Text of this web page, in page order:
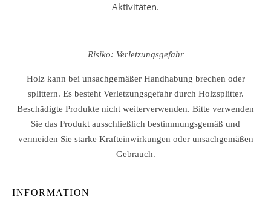
Aktivitäten.
Risiko: Verletzungsgefahr
Holz kann bei unsachgemäßer Handhabung brechen oder
splittern. Es besteht Verletzungsgefahr durch Holzsplitter.
Beschädigte Produkte nicht weiterverwenden. Bitte verwenden
Sie das Produkt ausschließlich bestimmungsgemäß und
vermeiden Sie starke Krafteinwirkungen oder unsachgemäßen
Gebrauch.
INFORMATION